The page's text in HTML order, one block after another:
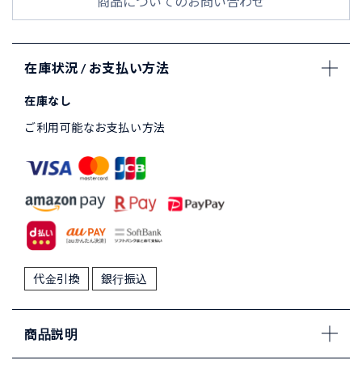
在庫状況 / お支払い方法
在庫なし
ご利用可能なお支払い方法
代金引換 銀行振込
商品説明